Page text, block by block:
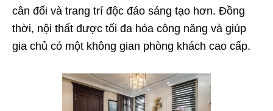
cân đối và trang trí độc đáo sáng tạo hơn. Đồng
thời, nội thất được tối đa hóa công năng và giúp
gia chủ có một không gian phòng khách cao cấp.